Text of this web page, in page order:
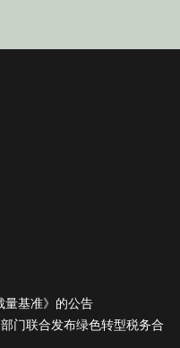
量基准》的公告
门联合发布绿色转型税务合